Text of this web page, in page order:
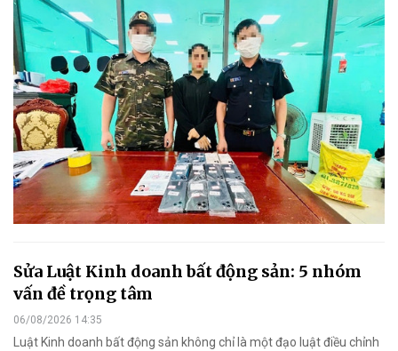
Sửa Luật Kinh doanh bất động sản: 5 nhóm
vấn đề trọng tâm
06/08/2026 14:35
Luật Kinh doanh bất động sản không chỉ là một đạo luật điều chỉnh